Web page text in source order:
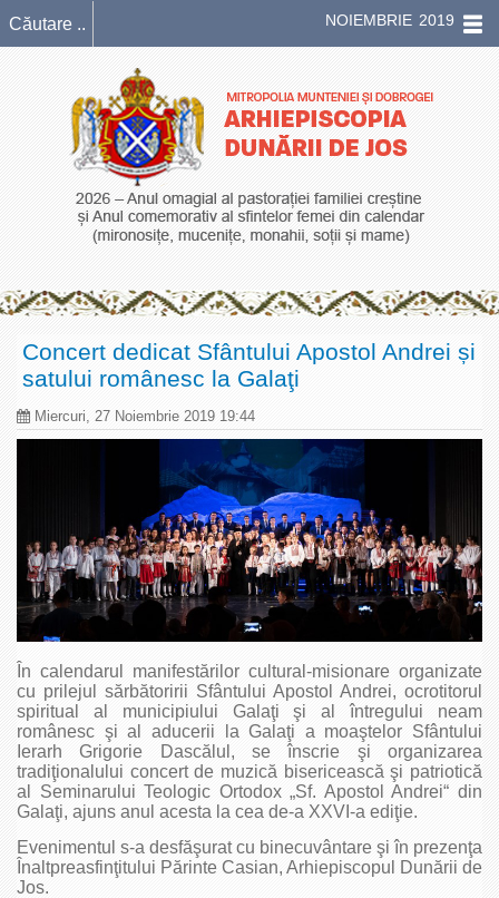
NOIEMBRIE 2019
Concert dedicat Sfântului Apostol Andrei și
satului românesc la Galaţi
Miercuri, 27 Noiembrie 2019 19:44
În calendarul manifestărilor cultural-misionare organizate
cu prilejul sărbătoririi Sfântului Apostol Andrei, ocrotitorul
spiritual al municipiului Galaţi şi al întregului neam
românesc şi al aducerii la Galaţi a moaştelor Sfântului
Ierarh Grigorie Dascălul, se înscrie şi organizarea
tradiţionalului concert de muzică bisericească şi patriotică
al Seminarului Teologic Ortodox „Sf. Apostol Andrei“ din
Galaţi, ajuns anul acesta la cea de-a XXVI-a ediţie.
Evenimentul s-a desfăşurat cu binecuvântare şi în prezenţa
Înaltpreasfinţitului Părinte Casian, Arhiepiscopul Dunării de
Jos.